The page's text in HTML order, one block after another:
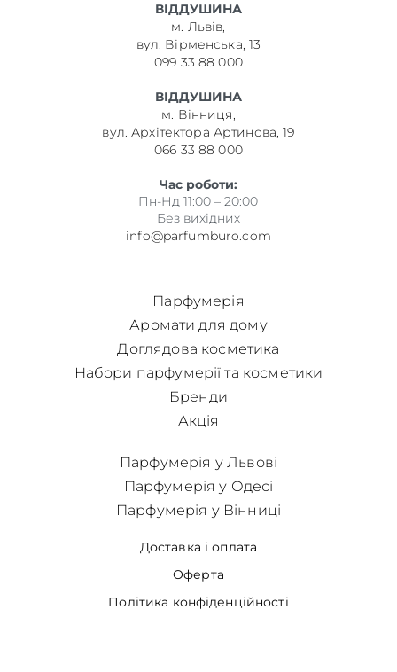
ВІДДУШИНА
м. Львів,
вул. Вірменська, 13
099 33 88 000
ВІДДУШИНА
м. Вінниця,
вул. Архітектора Артинова, 19
066 33 88 000
Час роботи:
Пн-Нд 11:00 – 20:00
Без вихідних
info@parfumburo.com
Парфумерія
Аромати для дому
Доглядова косметика
Набори парфумерії та косметики
Бренди
Акція
Доставка і оплата
Оферта
Політика конфіденційності
Парфумерія у Львові
Парфумерія у Одесі
Парфумерія у Вінниці